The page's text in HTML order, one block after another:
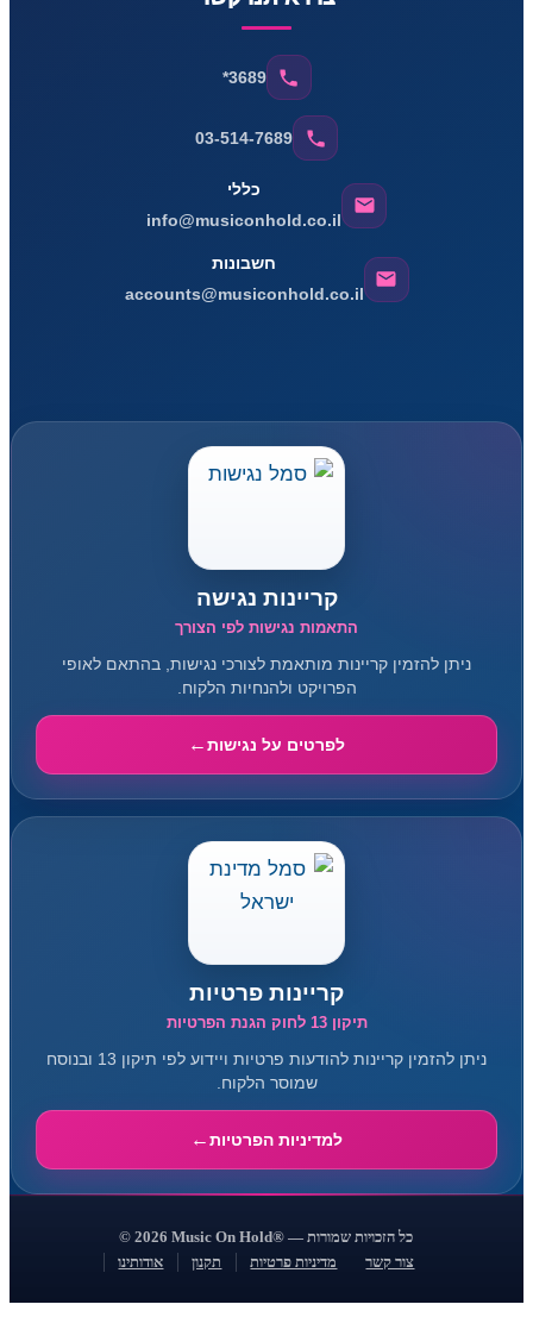
*3689
03-514-7689
כללי
info@musiconhold.co.il
חשבונות
accounts@musiconhold.co.il
קריינות נגישה
התאמות נגישות לפי הצורך
ניתן להזמין קריינות מותאמת לצורכי נגישות, בהתאם לאופי
הפרויקט ולהנחיות הלקוח.
לפרטים על נגישות
קריינות פרטיות
תיקון 13 לחוק הגנת הפרטיות
ניתן להזמין קריינות להודעות פרטיות ויידוע לפי תיקון 13 ובנוסח
שמוסר הלקוח.
למדיניות הפרטיות
© 2026 Music On Hold® — כל הזכויות שמורות
אודותינו
תקנון מדיניות פרטיות צור קשר